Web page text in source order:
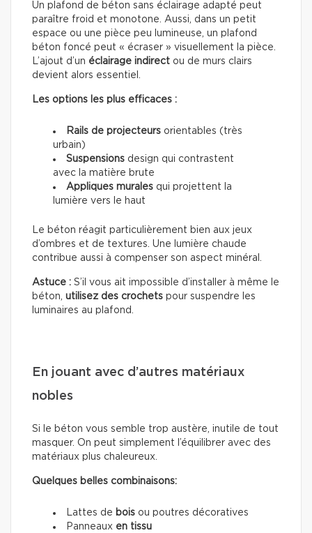
Un plafond de béton sans éclairage adapté peut
paraître froid et monotone. Aussi, dans un petit
espace ou une pièce peu lumineuse, un plafond
béton foncé peut « écraser » visuellement la pièce.
L’ajout d’un éclairage indirect ou de murs clairs
devient alors essentiel.
Les options les plus efficaces :
Rails de projecteurs orientables (très
urbain)
Suspensions design qui contrastent
avec la matière brute
Appliques murales qui projettent la
lumière vers le haut
Le béton réagit particulièrement bien aux jeux
d’ombres et de textures. Une lumière chaude
contribue aussi à compenser son aspect minéral.
Astuce : S’il vous ait impossible d’installer à même le
béton, utilisez des crochets pour suspendre les
luminaires au plafond.
En jouant avec d’autres matériaux
nobles
Si le béton vous semble trop austère, inutile de tout
masquer. On peut simplement l’équilibrer avec des
matériaux plus chaleureux.
Quelques belles combinaisons:
Lattes de bois ou poutres décoratives
Panneaux en tissu